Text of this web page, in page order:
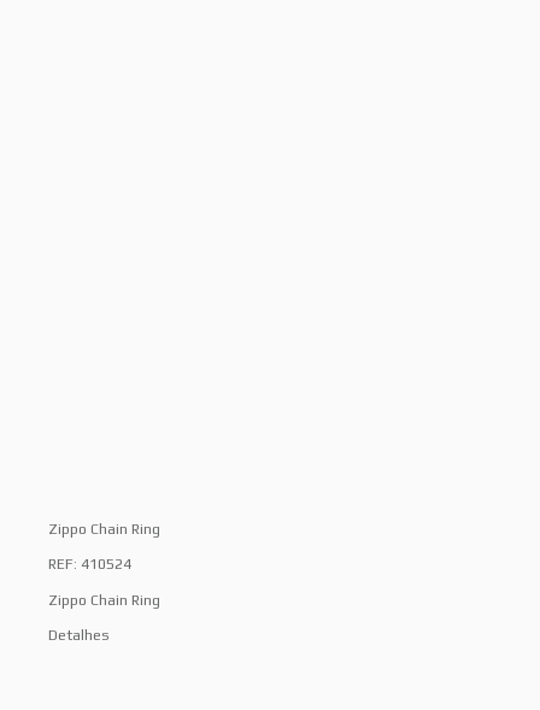
Zippo Chain Ring
REF: 410524
Zippo Chain Ring
Detalhes